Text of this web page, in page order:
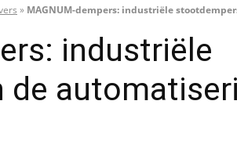
» MAGNUM-dempers: industriële
industriële